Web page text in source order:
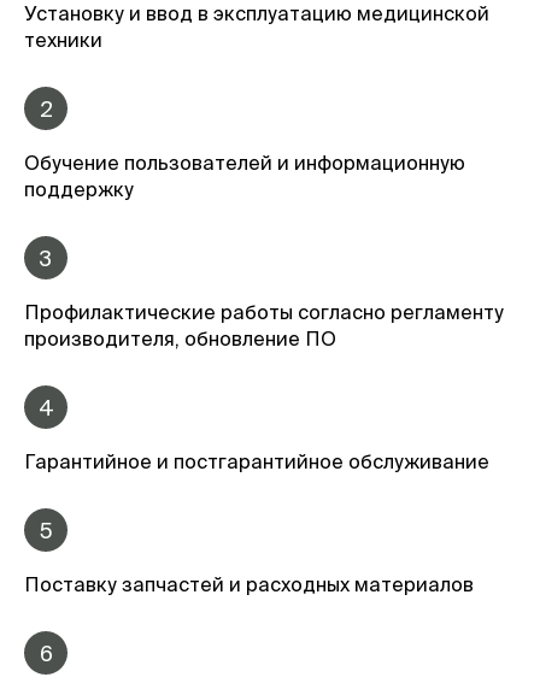
Установку и ввод в эксплуатацию медицинской
техники
2
Обучение пользователей и информационную
поддержку
3
Профилактические работы согласно регламенту
производителя, обновление ПО
4
Гарантийное и постгарантийное обслуживание
5
Поставку запчастей и расходных материалов
6